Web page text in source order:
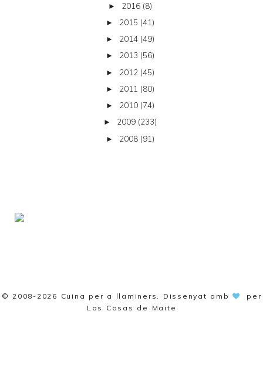
► 2016 (8)
► 2015 (41)
► 2014 (49)
► 2013 (56)
► 2012 (45)
► 2011 (80)
► 2010 (74)
► 2009 (233)
► 2008 (91)
© 2008-2026 Cuina per a llaminers . Dissenyat amb
per
Las Cosas de Maite